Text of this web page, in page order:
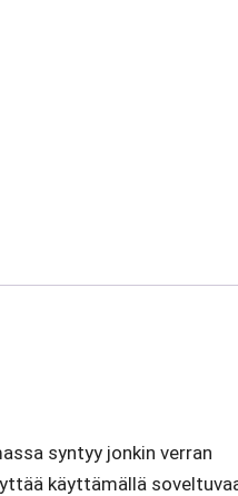
syntyy jonkin verran
käyttämällä